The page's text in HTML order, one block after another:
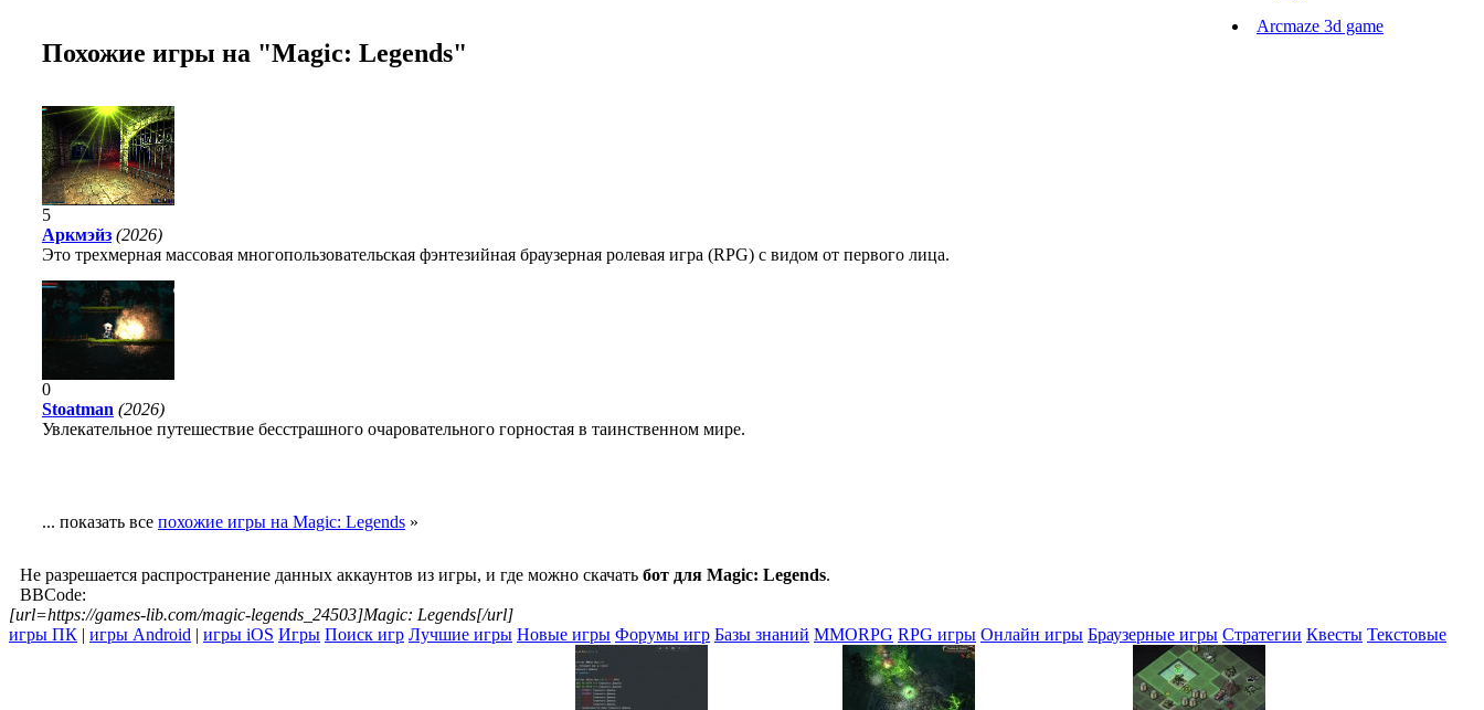
Похожие игры на "Magic: Legends"
5
Аркмэйз (2026)
Это трехмерная массовая многопользовательская фэнтезийная браузерная ролевая игра (RPG) с видом от первого лица.
0
Stoatman (2026)
Увлекательное путешествие бесстрашного очаровательного горностая в таинственном мире.
... показать все похожие игры на Magic: Legends »
Не разрешается распространение данных аккаунтов из игры, и где можно скачать бот для Magic: Legends.
BBCode:
[url=https://games-lib.com/magic-legends_24503]Magic: Legends[/url]
Arcmaze 3d game
игры ПК | игры Android | игры iOS Игры Поиск игр Лучшие игры Новые игры Форумы игр Базы знаний MMORPG RPG игры Онлайн игры Браузерные игры Стратегии Квесты Текстовые